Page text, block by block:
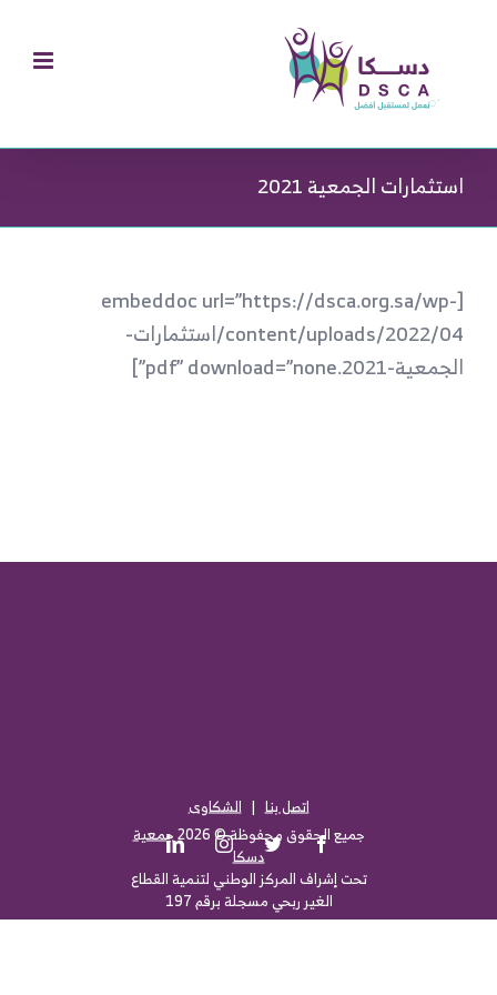
content
استثمارات الجمعية 2021
[embeddoc url=”https://dsca.org.sa/wp-
content/uploads/2022/04/استثمارات-
الجمعية-2021.pdf” download=”none”]
اتصل بنا|الشكاوى
جميع الحقوق محفوظة ©2026جمعية
دسكا
تحت إشراف المركز الوطني لتنمية القطاع
الغير ربحي مسجلة برقم 197
Facebook
Twitter
Instagram
LinkedIn